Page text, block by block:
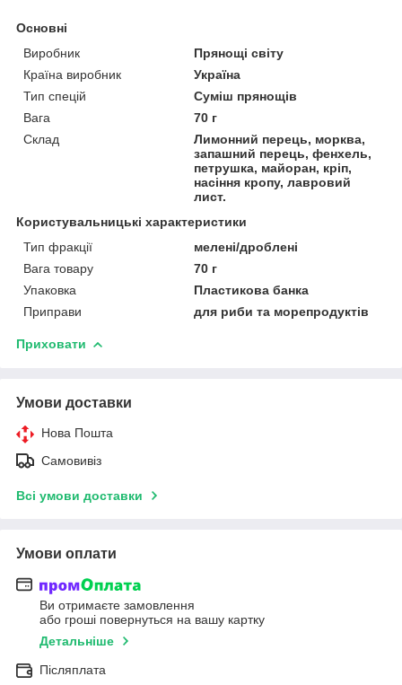
Основні
Виробник
Прянощі світу
Країна виробник
Україна
Тип спецій
Суміш прянощів
Вага
70 г
Склад
Лимонний перець, морква,
запашний перець, фенхель,
петрушка, майоран, кріп,
насіння кропу, лавровий
лист.
Користувальницькі характеристики
Тип фракції
мелені/дроблені
Вага товару
70 г
Упаковка
Пластикова банка
Приправи
для риби та морепродуктів
Приховати
Умови доставки
Нова Пошта
Самовивіз
Всі умови доставки
Умови оплати
Ви отримаєте замовлення
або гроші повернуться на вашу картку
Детальніше
Післяплата